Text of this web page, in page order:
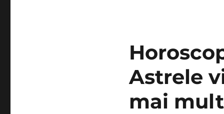
Astrele
mai